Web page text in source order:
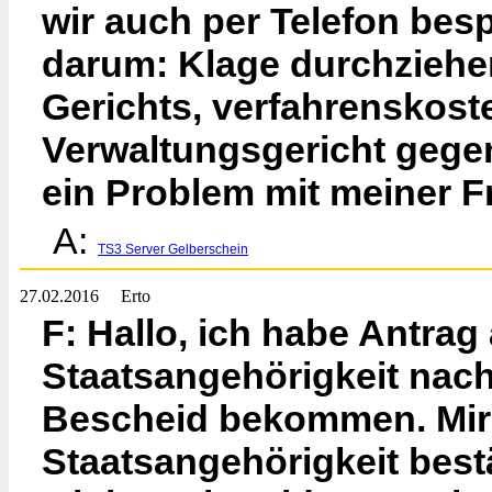
wir auch per Telefon
darum: Klage
Gerichts,
Verwaltungsgericht
ein Problem mit meiner
A:
TS3 Server Gelberschein
27.02.2016 Erto
F: Hallo, ich habe
Staatsangehörigkeit
Bescheid bekommen.
Staatsangehörigkeit